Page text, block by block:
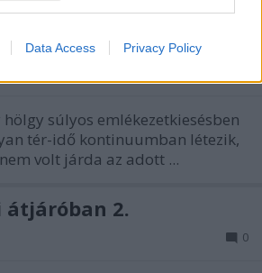
to enable storage
Data Access Privacy Policy
súlyos emlékezetkiesésben
tér-idő kontinuumban létezik,
volt járda az adott ...
átjáróban 2.
0